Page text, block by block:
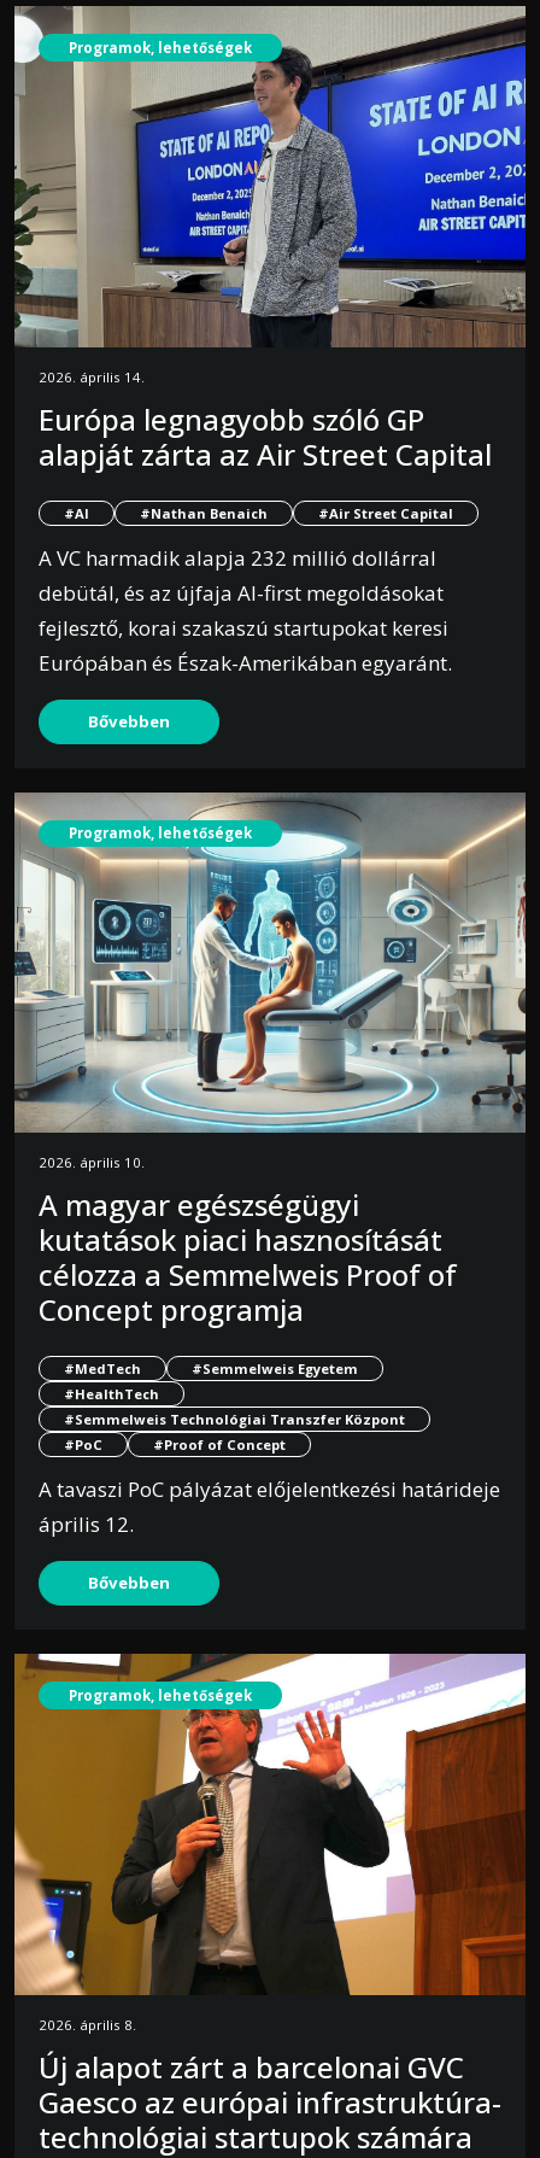
Programok, lehetőségek
2026. április 14.
Európa legnagyobb szóló GP
alapját zárta az Air Street Capital
#AI #Nathan Benaich #Air Street Capital
A VC harmadik alapja 232 millió dollárral
debütál, és az újfaja AI-first megoldásokat
fejlesztő, korai szakaszú startupokat keresi
Európában és Észak-Amerikában egyaránt.
Bővebben
Programok, lehetőségek
2026. április 10.
A magyar egészségügyi
kutatások piaci hasznosítását
célozza a Semmelweis Proof of
Concept programja
#MedTech
#Semmelweis Egyetem
#HealthTech
#Semmelweis Technológiai Transzfer Központ
#PoC
#Proof of Concept
A tavaszi PoC pályázat előjelentkezési határideje
április 12.
Bővebben
Programok, lehetőségek
2026. április 8.
Új alapot zárt a barcelonai GVC
Gaesco az európai infrastruktúra-
technológiai startupok számára